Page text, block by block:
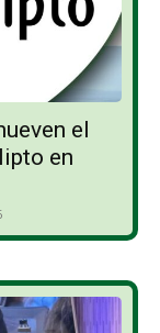
el
en